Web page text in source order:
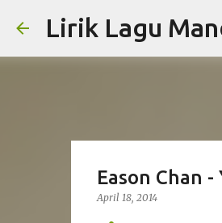
Lirik Lagu
Eason Chan -
April 18, 2014